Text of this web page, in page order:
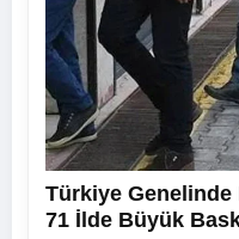
Türkiye
71 İlde Büyük